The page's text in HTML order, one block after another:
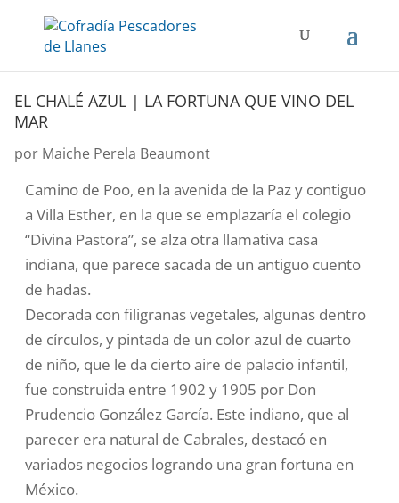
EL CHALÉ AZUL | LA FORTUNA QUE VINO DEL
MAR
por Maiche Perela Beaumont
Camino de Poo, en la avenida de la Paz y contiguo
a Villa Esther, en la que se emplazaría el colegio
“Divina Pastora”, se alza otra llamativa casa
indiana, que parece sacada de un antiguo cuento
de hadas.
Decorada con filigranas vegetales, algunas dentro
de círculos, y pintada de un color azul de cuarto
de niño, que le da cierto aire de palacio infantil,
fue construida entre 1902 y 1905 por Don
Prudencio González García. Este indiano, que al
parecer era natural de Cabrales, destacó en
variados negocios logrando una gran fortuna en
México.